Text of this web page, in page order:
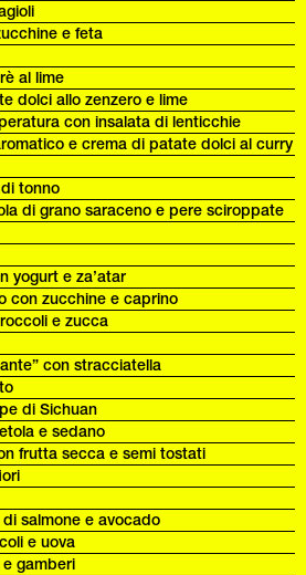
e feta
al lime
dolci allo zenzero e lime
con insalata di lenticchie
e crema di patate dolci al curry
tonno
di grano saraceno e pere sciroppate
yogurt e za’atar
con zucchine e caprino
e zucca
con stracciatella
di Sichuan
e sedano
frutta secca e semi tostati
salmone e avocado
e uova
gamberi